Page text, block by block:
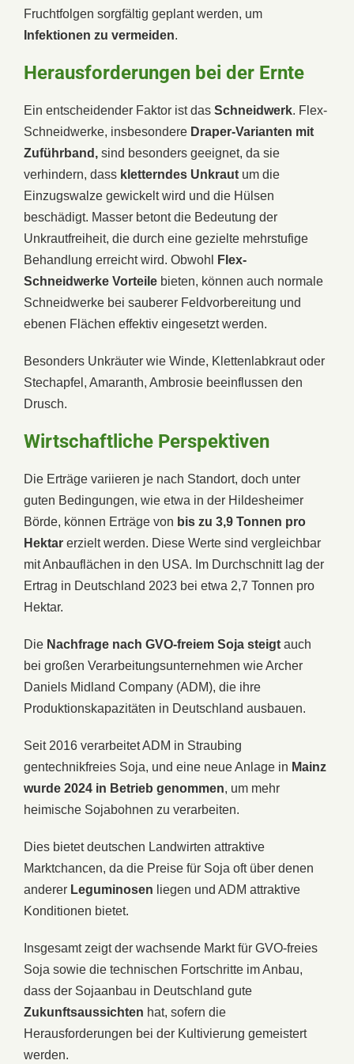
Fruchtfolgen sorgfältig geplant werden, um
Infektionen zu vermeiden.
Herausforderungen bei der Ernte
Ein entscheidender Faktor ist das Schneidwerk. Flex-
Schneidwerke, insbesondere Draper-Varianten mit
Zuführband, sind besonders geeignet, da sie
verhindern, dass kletterndes Unkraut um die
Einzugswalze gewickelt wird und die Hülsen
beschädigt. Masser betont die Bedeutung der
Unkrautfreiheit, die durch eine gezielte mehrstufige
Behandlung erreicht wird. Obwohl
Flex-
Schneidwerke Vorteile bieten, können auch normale
Schneidwerke bei sauberer Feldvorbereitung und
ebenen Flächen effektiv eingesetzt werden.
Besonders Unkräuter wie Winde, Klettenlabkraut oder
Stechapfel, Amaranth, Ambrosie beeinflussen den
Drusch.
Wirtschaftliche Perspektiven
Die Erträge variieren je nach Standort, doch unter
guten Bedingungen, wie etwa in der Hildesheimer
Börde, können Erträge von bis zu 3,9 Tonnen pro
Hektar erzielt werden. Diese Werte sind vergleichbar
mit Anbauflächen in den USA. Im Durchschnitt lag der
Ertrag in Deutschland 2023 bei etwa 2,7 Tonnen pro
Hektar.
Die Nachfrage nach GVO-freiem Soja steigt auch
bei großen Verarbeitungsunternehmen wie Archer
Daniels Midland Company (ADM), die ihre
Produktionskapazitäten in Deutschland ausbauen.
Seit 2016 verarbeitet ADM in Straubing
gentechnikfreies Soja, und eine neue Anlage in Mainz
wurde 2024 in Betrieb genommen, um mehr
heimische Sojabohnen zu verarbeiten.
Dies bietet deutschen Landwirten attraktive
Marktchancen, da die Preise für Soja oft über denen
anderer Leguminosen liegen und ADM attraktive
Konditionen bietet.
Insgesamt zeigt der wachsende Markt für GVO-freies
Soja sowie die technischen Fortschritte im Anbau,
dass der Sojaanbau in Deutschland gute
Zukunftsaussichten hat, sofern die
Herausforderungen bei der Kultivierung gemeistert
werden.